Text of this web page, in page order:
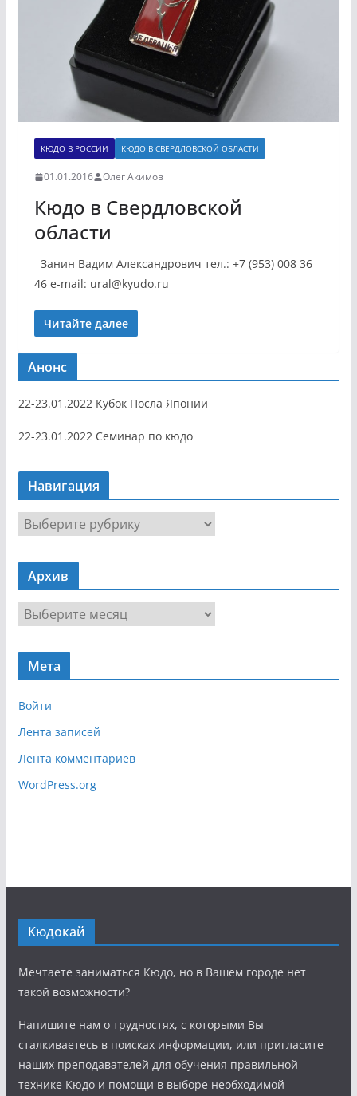
КЮДО В РОССИИ КЮДО В СВЕРДЛОВСКОЙ ОБЛАСТИ
01.01.2016 Олег Акимов
Кюдо в Свердловской
области
Занин Вадим Александрович тел.: +7 (953) 008 36
46 e-mail: ural@kyudo.ru
Читайте далее
Анонс
22-23.01.2022 Кубок Посла Японии
22-23.01.2022 Семинар по кюдо
Навигация
Н
а
в
г
я
Архив
р
х
Мета
Войти
Лента записей
Лента комментариев
WordPress.org
Кюдокай
Мечтаете заниматься Кюдо, но в Вашем городе нет
такой возможности?
Напишите нам о трудностях, с которыми Вы
сталкиваетесь в поисках информации, или пригласите
наших преподавателей для обучения правильной
технике Кюдо и помощи в выборе необходимой